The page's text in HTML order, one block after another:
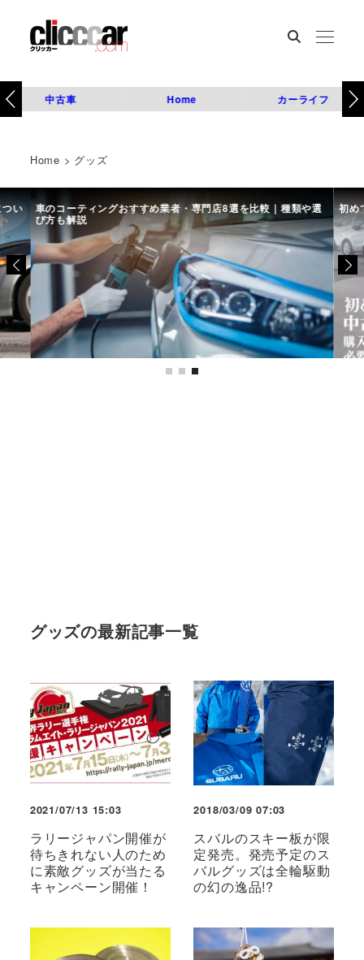
中古車 Home カーライフ
Home > グッズ
い 車のコーティングおすすめ業者・専門店8選を比較｜種類や選
び方も解説
初め
グッズの最新記事一覧
2021/07/13 15:03
ラリージャパン開催が
待ちきれない人のため
に素敵グッズが当たる
キャンペーン開催！
2018/03/09 07:03
スバルのスキー板が限
定発売。発売予定のス
バルグッズは全輪駆動
の幻の逸品!?